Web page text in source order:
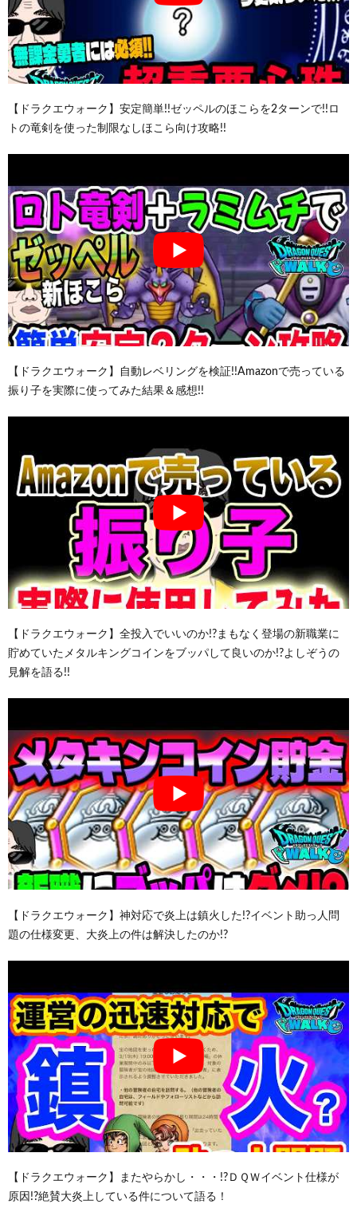
【ドラクエウォーク】安定簡単!!ゼッペルのほこらを2ターンで!!ロ
トの竜剣を使った制限なしほこら向け攻略!!
【ドラクエウォーク】自動レベリングを検証!!Amazonで売っている
振り子を実際に使ってみた結果＆感想!!
【ドラクエウォーク】全投入でいいのか!?まもなく登場の新職業に
貯めていたメタルキングコインをブッパして良いのか!?よしぞうの
見解を語る!!
【ドラクエウォーク】神対応で炎上は鎮火した!?イベント助っ人問
題の仕様変更、大炎上の件は解決したのか!?
【ドラクエウォーク】またやらかし・・・!?ＤＱＷイベント仕様が
原因!?絶賛大炎上している件について語る！